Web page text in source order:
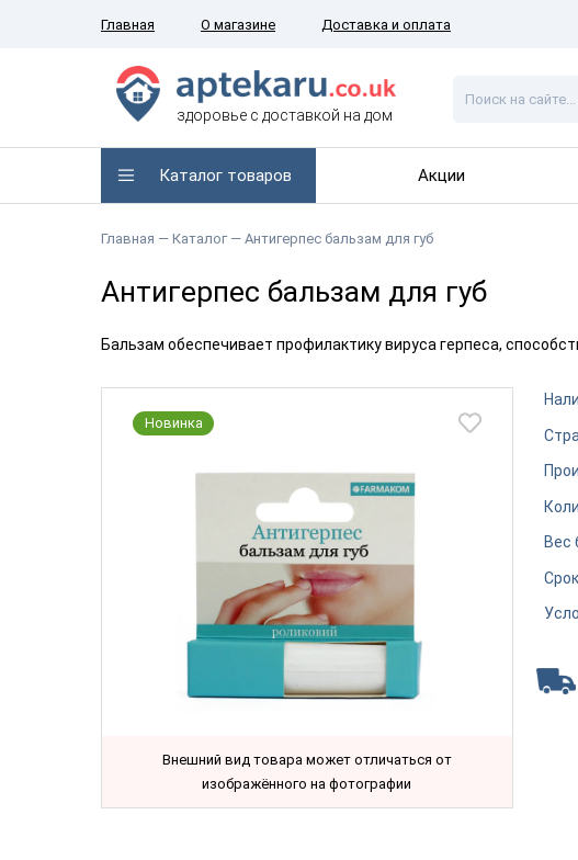
Главная О магазине Доставка и оплата
здоровье с доставкой на дом
Каталог товаров Акции
Главная — Каталог — Антигерпес бальзам для губ
Антигерпес бальзам для губ
Бальзам обеспечивает профилактику вируса герпеса,
Новинка
Внешний вид товара может отличаться от
изображённого на фотографии
Вес